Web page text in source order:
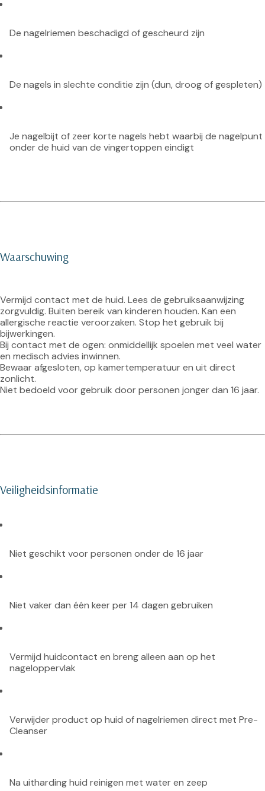
De nagelriemen beschadigd of gescheurd zijn
De nagels in slechte conditie zijn (dun, droog of gespleten)
Je nagelbijt of zeer korte nagels hebt waarbij de nagelpunt
onder de huid van de vingertoppen eindigt
Waarschuwing
Vermijd contact met de huid. Lees de gebruiksaanwijzing
zorgvuldig. Buiten bereik van kinderen houden. Kan een
allergische reactie veroorzaken. Stop het gebruik bij
bijwerkingen.
Bij contact met de ogen: onmiddellijk spoelen met veel water
en medisch advies inwinnen.
Bewaar afgesloten, op kamertemperatuur en uit direct
zonlicht.
Niet bedoeld voor gebruik door personen jonger dan 16 jaar.
Veiligheidsinformatie
Niet geschikt voor personen onder de 16 jaar
Niet vaker dan één keer per 14 dagen gebruiken
Vermijd huidcontact en breng alleen aan op het
nageloppervlak
Verwijder product op huid of nagelriemen direct met Pre-
Cleanser
Na uitharding huid reinigen met water en zeep